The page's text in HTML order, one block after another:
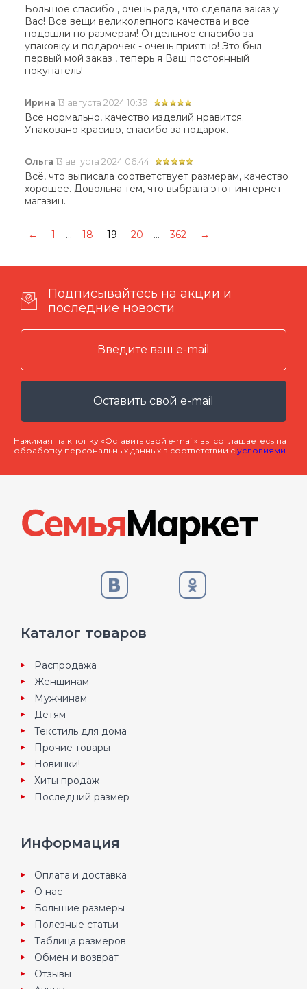
Большое спасибо , очень рада, что сделала заказ у
Вас! Все вещи великолепного качества и все
подошли по размерам! Отдельное спасибо за
упаковку и подарочек - очень приятно! Это был
первый мой заказ , теперь я Ваш постоянный
покупатель!
Ирина 13 августа 2024 10:39
Все нормально, качество изделий нравится.
Упаковано красиво, спасибо за подарок.
Ольга 13 августа 2024 06:44
Всё, что выписала соответствует размерам, качество
хорошее. Довольна тем, что выбрала этот интернет
магазин.
← 1 ... 18 19 20 ... 362 →
Подписывайтесь на акции и
последние новости
Оставить свой e-mail
Нажимая на кнопку «Оставить свой e-mail» вы соглашаетесь на
обработку персональных данных в соответствии с условиями
Каталог товаров
Распродажа
Женщинам
Мужчинам
Детям
Текстиль для дома
Прочие товары
Новинки!
Хиты продаж
Последний размер
Информация
Оплата и доставка
О нас
Большие размеры
Полезные статьи
Таблица размеров
Обмен и возврат
Отзывы